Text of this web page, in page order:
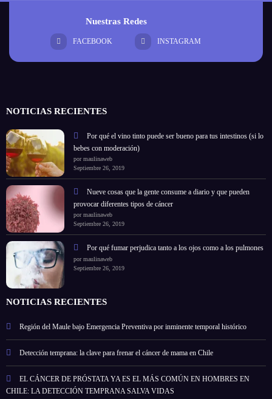
Nuestras Redes
FACEBOOK INSTAGRAM
NOTICIAS RECIENTES
Por qué el vino tinto puede ser bueno para tus intestinos (si lo
bebes con moderación)
por maulinaweb
Septiembre 26, 2019
Nueve cosas que la gente consume a diario y que pueden
provocar diferentes tipos de cáncer
por maulinaweb
Septiembre 26, 2019
Por qué fumar perjudica tanto a los ojos como a los pulmones
por maulinaweb
Septiembre 26, 2019
NOTICIAS RECIENTES
Región del Maule bajo Emergencia Preventiva por inminente temporal histórico
Detección temprana: la clave para frenar el cáncer de mama en Chile
EL CÁNCER DE PRÓSTATA YA ES EL MÁS COMÚN EN HOMBRES EN
CHILE: LA DETECCIÓN TEMPRANA SALVA VIDAS